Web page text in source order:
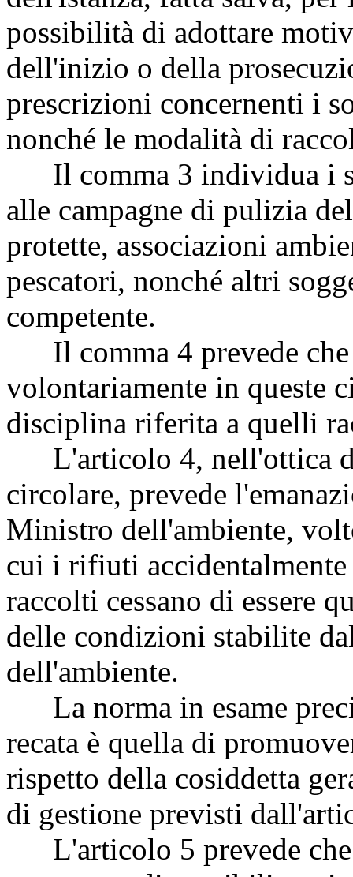
possibilità di adottare
dell'inizio o della
prescrizioni concernenti i
nonché le modalità di
Il comma 3 individua i
alle campagne di pulizia
protette, associazioni
pescatori, nonché altri
competente.
Il comma 4 prevede
volontariamente in queste
disciplina riferita a quelli
L'articolo 4, nell'ottica
circolare, prevede
Ministro dell'ambiente,
cui i rifiuti
raccolti cessano di essere
delle condizioni stabilite
dell'ambiente.
La norma in esame
recata è quella di
rispetto della cosiddetta
di gestione previsti
L'articolo 5 prevede che